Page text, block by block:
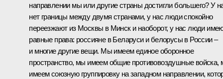
направлении мы или другие страны достигли большего? У
нет границы между двумя странами, у нас люди спокойно
переезжают из Москвы в Минск и наоборот, у нас люди
равные права: россияне в Беларуси и белорусы в России –
и многие другие вещи. Мы имеем единое оборонное
пространство, мы имеем общие противовоздушные войска,
имеем союзную группировку на западном направлении,